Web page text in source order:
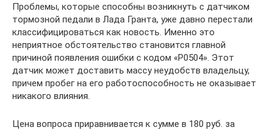
Проблемы, которые способны возникнуть с датчиком
тормозной педали в Лада Гранта, уже давно перестали
классифицироваться как новость. Именно это
неприятное обстоятельство становится главной
причиной появления ошибки с кодом «Р0504». Этот
датчик может доставить массу неудобств владельцу,
причем пробег на его работоспособность не оказывает
никакого влияния.
Цена вопроса приравнивается к сумме в 180 руб. за